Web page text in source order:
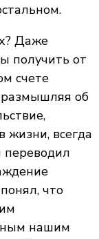
Даже
получить от
счете
об
жизни, всегда
переводил
что
нашим